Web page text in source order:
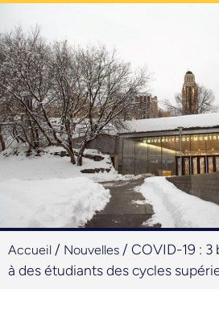
Accueil / Nouvelles / COVID-19 : 3
à des étudiants des cycles